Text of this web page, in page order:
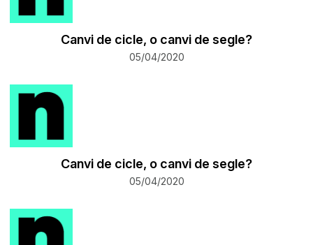
Canvi de cicle, o canvi de segle?
05/04/2020
Canvi de cicle, o canvi de segle?
05/04/2020